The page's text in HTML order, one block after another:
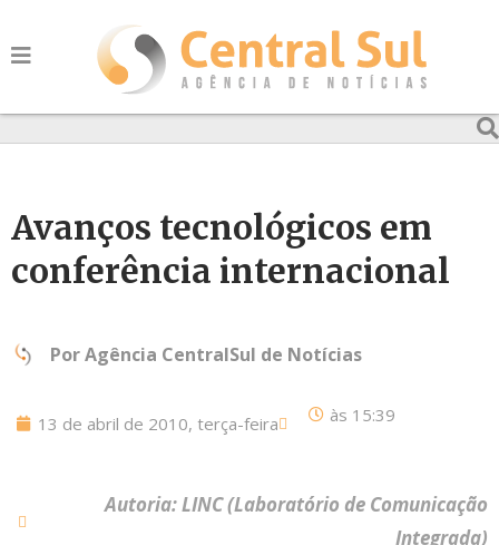
Avanços tecnológicos em
conferência internacional
PorAgência CentralSul de Notícias
13 de abril de 2010, terça-feira às 15:39
Autoria: LINC (Laboratório de Comunicação
Integrada)